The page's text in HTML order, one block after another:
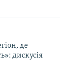
де
дискусія